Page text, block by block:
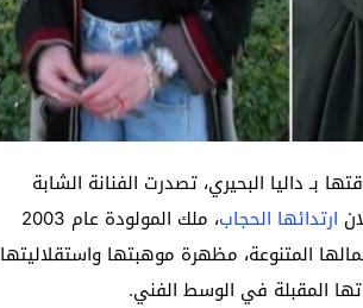
داليا البحيري، تصدرت الفنانة الشابة
ارتدائها الحجاب
، ملك المولودة عام 2003
المتنوعة، مظهرة موهبتها واستقلاليتها
المقبلة في الوسط الفني.